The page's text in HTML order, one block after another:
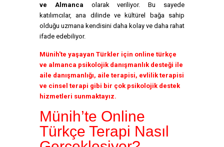
ve Almanca olarak veriliyor. Bu sayede
katılımcılar, ana dilinde ve kültürel bağa sahip
olduğu uzmana kendisini daha kolay ve daha rahat
ifade edebiliyor.
Münih'te yaşayan Türkler için online türkçe
ve almanca psikolojik danışmanlık desteği ile
aile danışmanlığı, aile terapisi, evlilik terapisi
ve cinsel terapi gibi bir çok psikolojik destek
hizmetleri sunmaktayız.
Münih’te Online
Türkçe Terapi Nasıl